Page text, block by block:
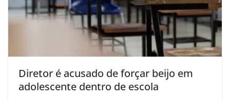
Diretor é acusado de forçar beijo em
adolescente dentro de escola